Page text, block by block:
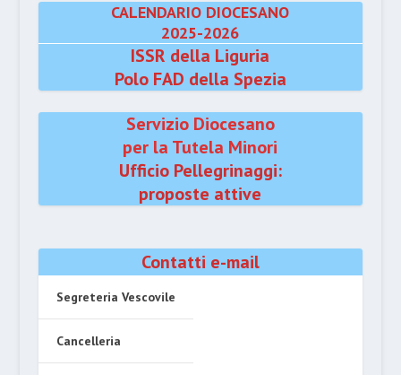
CALENDARIO DIOCESANO
2025-2026
ISSR della Liguria
Polo FAD della Spezia
Servizio Diocesano
per la Tutela Minori
Ufficio Pellegrinaggi:
proposte attive
Contatti e-mail
Segreteria Vescovile
Cancelleria